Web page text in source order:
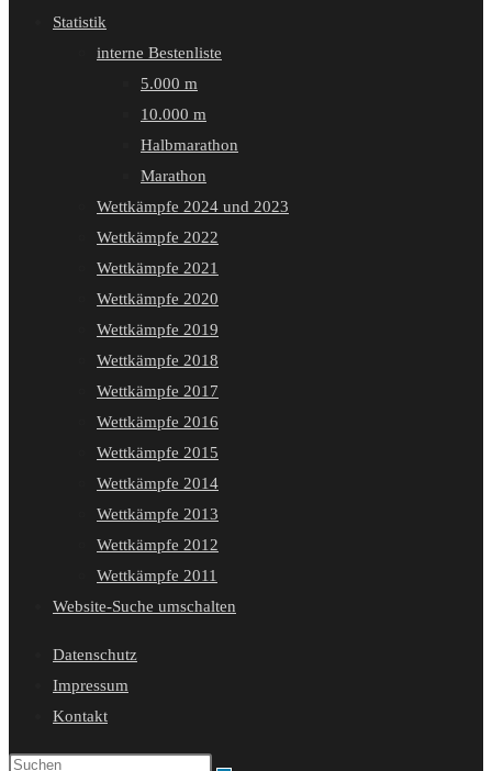
Statistik
interne Bestenliste
5.000 m
10.000 m
Halbmarathon
Marathon
Wettkämpfe 2024 und 2023
Wettkämpfe 2022
Wettkämpfe 2021
Wettkämpfe 2020
Wettkämpfe 2019
Wettkämpfe 2018
Wettkämpfe 2017
Wettkämpfe 2016
Wettkämpfe 2015
Wettkämpfe 2014
Wettkämpfe 2013
Wettkämpfe 2012
Wettkämpfe 2011
Website-Suche umschalten
Datenschutz
Impressum
Kontakt